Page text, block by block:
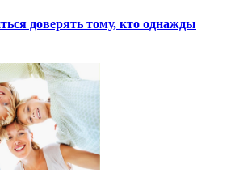
доверять тому, кто однажды